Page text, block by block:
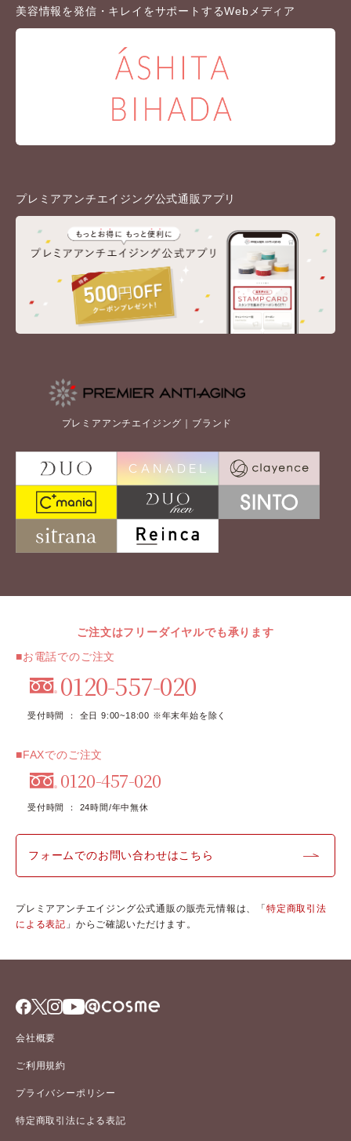
美容情報を発信・キレイをサポートするWebメディア
プレミアアンチエイジング公式通販アプリ
プレミアアンチエイジング｜ブランド
ご注文はフリーダイヤルでも承ります
■お電話でのご注文
0120-557-020
受付時間 ： 全日 9:00~18:00 ※年末年始を除く
■FAXでのご注文
0120-457-020
受付時間 ： 24時間/年中無休
フォームでのお問い合わせはこちら
プレミアアンチエイジング公式通販の販売元情報は、「特定商取引法
による表記 」からご確認いただけます。
会社概要
ご利用規約
プライバシーポリシー
特定商取引法による表記